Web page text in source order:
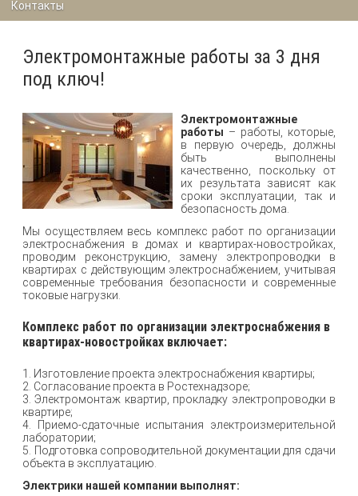
Контакты
Электромонтажные работы за 3 дня
под ключ!
Электромонтажные
работы – работы, которые,
в первую очередь, должны
быть выполнены
качественно, поскольку от
их результата зависят как
сроки эксплуатации, так и
безопасность дома.
Мы осуществляем весь комплекс работ по организации
электроснабжения в домах и квартирах-новостройках,
проводим реконструкцию, замену электропроводки в
квартирах с действующим электроснабжением, учитывая
современные требования безопасности и современные
токовые нагрузки.
Комплекс работ по организации электроснабжения в
квартирах-новостройках включает:
1. Изготовление проекта электроснабжения квартиры;
2. Согласование проекта в Ростехнадзоре;
3. Электромонтаж квартир, прокладку электропроводки в
квартире;
4. Приемо-сдаточные испытания электроизмерительной
лаборатории;
5. Подготовка сопроводительной документации для сдачи
объекта в эксплуатацию.
Электрики нашей компании выполнят: